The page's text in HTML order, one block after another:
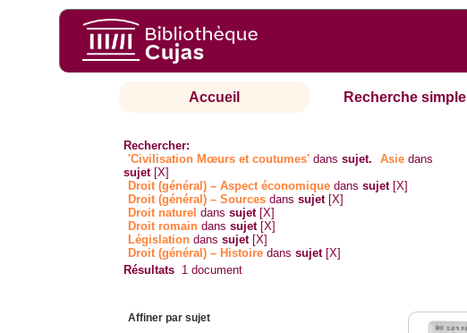
Accueil Recherche simple
Rechercher:
'Civilisation Mœurs et coutumes' danssujet. Asie dans
sujet [X]
Droit (général) – Aspect économique danssujet [X]
Droit (général) – Sources danssujet [X]
Droit naturel danssujet [X]
Droit romain danssujet [X]
Législation danssujet [X]
Droit (général) – Histoire danssujet [X]
Résultats 1 document
Affiner par sujet